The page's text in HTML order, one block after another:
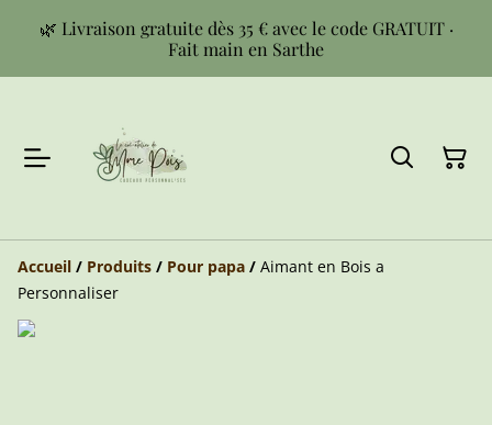
🌿 Livraison gratuite dès 35 € avec le code GRATUIT ·
Fait main en Sarthe
Accueil / Produits / Pour papa / Aimant en Bois a
Personnaliser